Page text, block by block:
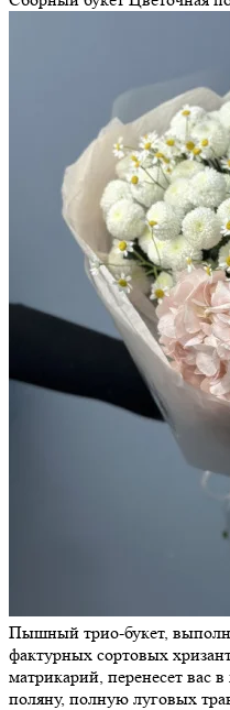
Пышный трио-букет,
фактурных сортовых
матрикарий, перенесет
поляну, полную луговых